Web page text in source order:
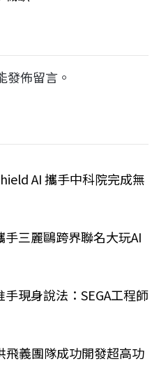
發佈留言。
AI 攜手中科院完成無
三麗鷗跨界聯名大玩AI
現身說法：SEGA工程師
飛義團隊成功開發超高功